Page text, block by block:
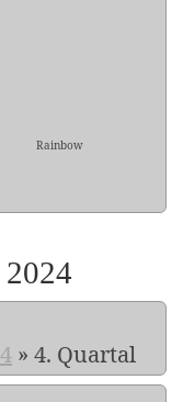
Rainbow
» 4. Quartal